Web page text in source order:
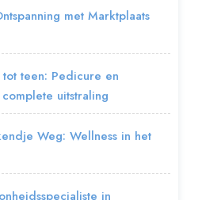
met Marktplaats
teen: Pedicure en
uitstraling
Weg: Wellness in het
in